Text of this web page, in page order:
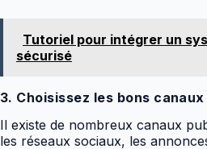
Tutoriel pour intégrer un
sécurisé
3. Choisissez les bons
Il existe de nombreux canaux
les réseaux sociaux, les